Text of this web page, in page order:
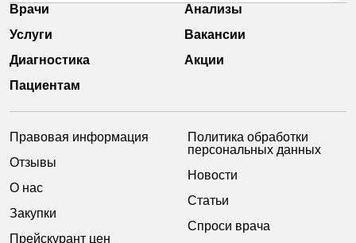
Врачи
Анализы
Услуги
Вакансии
Диагностика
Акции
Пациентам
Правовая информация
Отзывы
О нас
Закупки
Прейскурант цен
Политика обработки
персональных данных
Новости
Статьи
Спроси врача